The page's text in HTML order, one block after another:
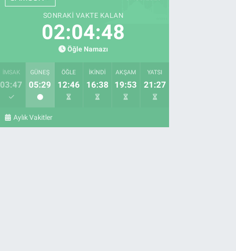
SONRAKI VAKTE KALAN
02:04:47
Öğle Namazı
İMSAK
03:47
GÜNEŞ
05:29
ÖĞLE
12:46
İKINDI
16:38
AKŞAM
19:53
YATSI
21:27
Aylık Vakitler